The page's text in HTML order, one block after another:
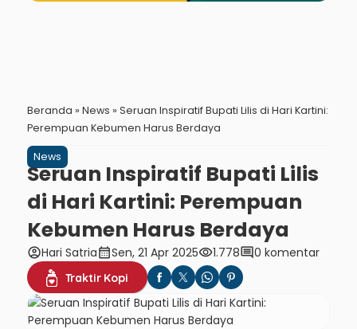
Beranda » News » Seruan Inspiratif Bupati Lilis di Hari Kartini:
Perempuan Kebumen Harus Berdaya
News
Seruan Inspiratif Bupati Lilis
di Hari Kartini: Perempuan
Kebumen Harus Berdaya
account_circleHari Satriacalendar_monthSen, 21 Apr 2025visibility1.778comment0 komentar
Traktir Kopi